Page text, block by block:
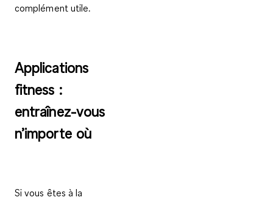
complément utile.
Applications
fitness :
entraînez-vous
n’importe où
Si vous êtes à la